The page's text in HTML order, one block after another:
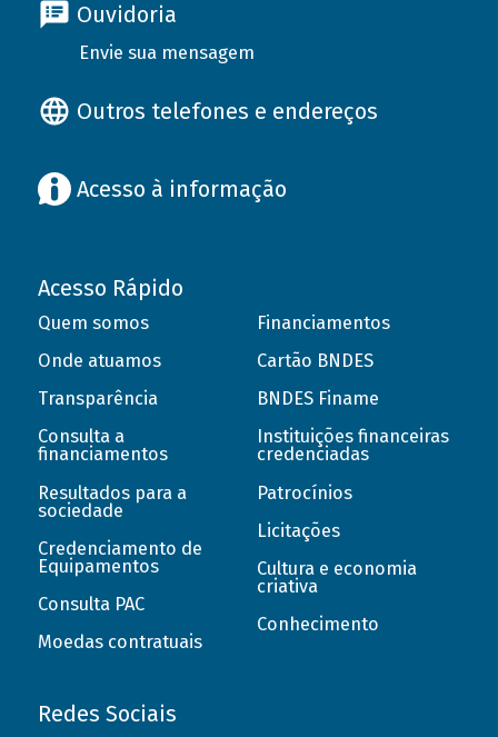
Ouvidoria
Envie sua mensagem
Outros telefones e endereços
Acesso à informação
Acesso Rápido
Quem somos
Onde atuamos
Transparência
Consulta a
financiamentos
Resultados para a
sociedade
Credenciamento de
Equipamentos
Consulta PAC
Moedas contratuais
Financiamentos
Cartão BNDES
BNDES Finame
Instituições financeiras
credenciadas
Patrocínios
Licitações
Cultura e economia
criativa
Conhecimento
Redes Sociais